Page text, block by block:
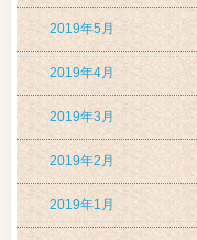
2019年5月
2019年4月
2019年3月
2019年2月
2019年1月